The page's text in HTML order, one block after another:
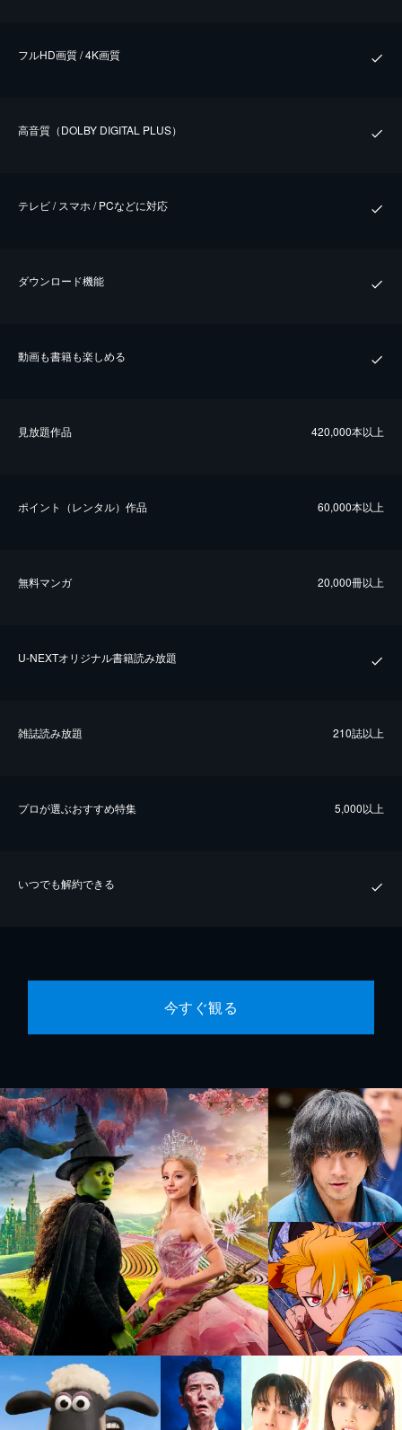
フルHD画質 / 4K画質
⾼⾳質（DOLBY DIGITAL PLUS）
テレビ / スマホ / PCなどに対応
ダウンロード機能
動画も書籍も楽しめる
⾒放題作品 420,000本以上
ポイント（レンタル）作品 60,000本以上
無料マンガ 20,000冊以上
U-NEXTオリジナル書籍読み放題
雑誌読み放題 210誌以上
プロが選ぶおすすめ特集 5,000以上
いつでも解約できる
今すぐ観る